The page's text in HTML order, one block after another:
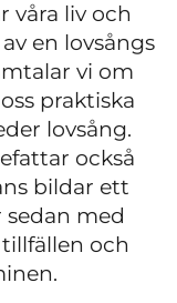
våra liv och
en lovsångs
vi om
praktiska
lovsång.
också
bildar ett
med
och